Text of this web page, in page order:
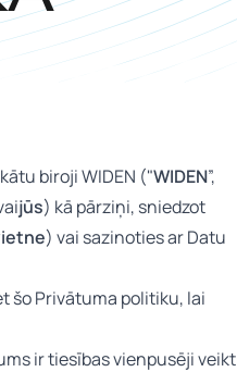
biroji WIDEN ("WIDEN”,
jūs) kā pārziņi, sniedzot
) vai sazinoties ar Datu
šo Privātuma politiku, lai
ir tiesības vienpusēji veikt